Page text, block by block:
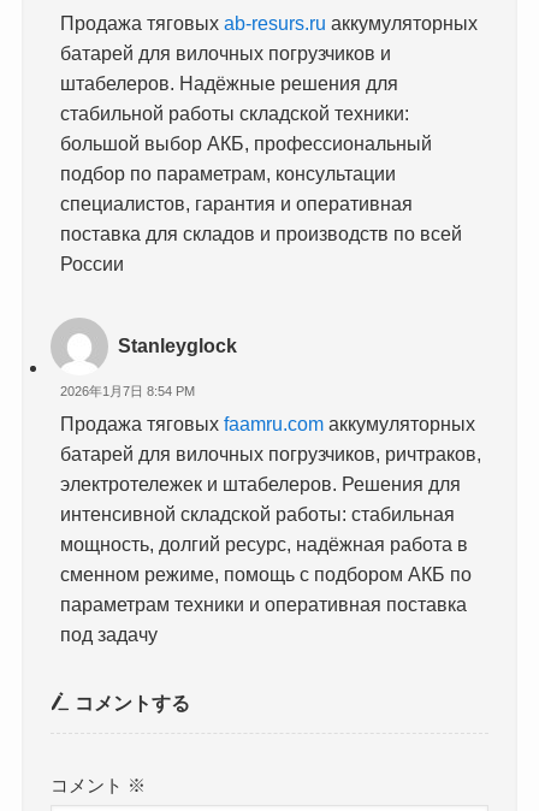
Продажа тяговыхab-resurs.ru аккумуляторных
батарей для вилочных погрузчиков и
штабелеров. Надёжные решения для
стабильной работы складской техники:
большой выбор АКБ, профессиональный
подбор по параметрам, консультации
специалистов, гарантия и оперативная
поставка для складов и производств по всей
России
Stanleyglock
2026年1月7日 8:54 PM
Продажа тяговыхfaamru.com аккумуляторных
батарей для вилочных погрузчиков, ричтраков,
электротележек и штабелеров. Решения для
интенсивной складской работы: стабильная
мощность, долгий ресурс, надёжная работа в
сменном режиме, помощь с подбором АКБ по
параметрам техники и оперативная поставка
под задачу
コメントする
コメント ※